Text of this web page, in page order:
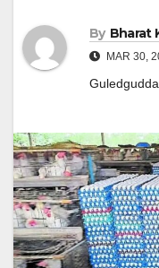
By Bharat
MAR 30,